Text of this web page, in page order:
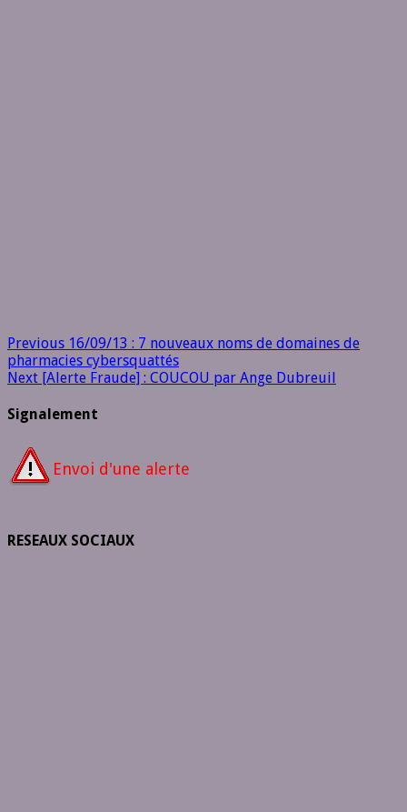
Previous 16/09/13 : 7 nouveaux noms de domaines de
pharmacies cybersquattés
Next [Alerte Fraude] : COUCOU par Ange Dubreuil
Signalement
Envoi d'une alerte
RESEAUX SOCIAUX